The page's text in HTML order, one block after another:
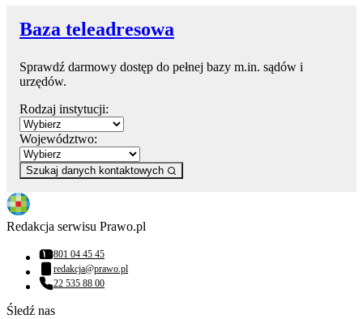
Baza teleadresowa
Sprawdź darmowy dostęp do pełnej bazy m.in. sądów i
urzędów.
Rodzaj instytucji:
Województwo:
Szukaj danych kontaktowych
Redakcja serwisu Prawo.pl
Numer telefonu:
801 04 45 45
Adres email:
redakcja@prawo.pl
Numer telefonu:
22 535 88 00
Śledź nas